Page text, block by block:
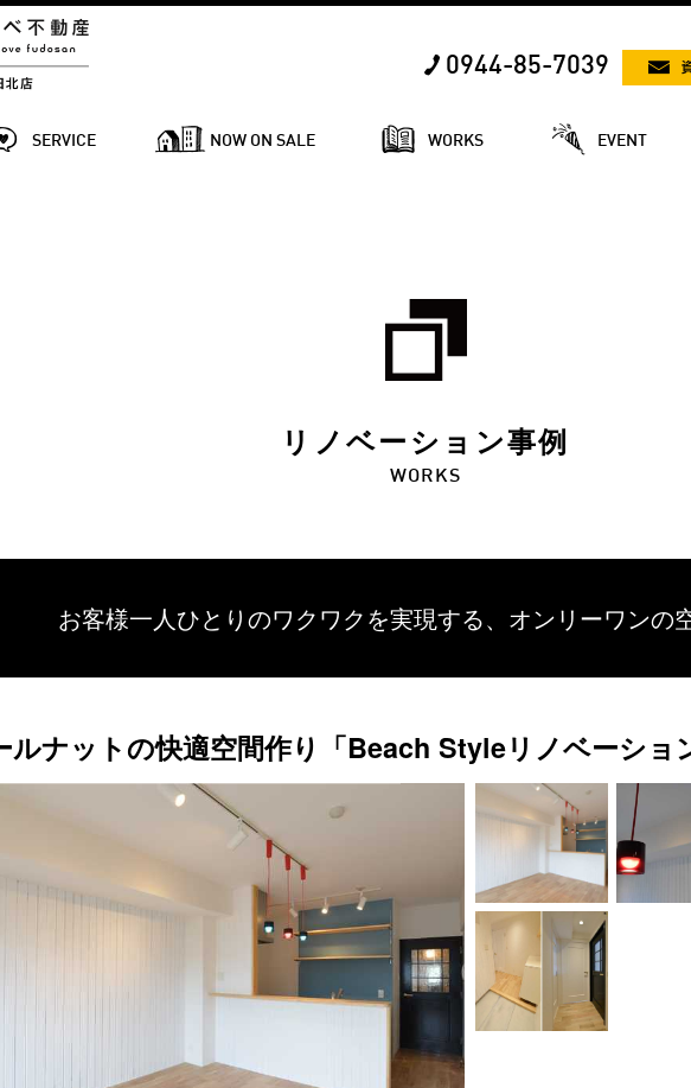
0944-85-7039
SERVICE NOW ON SALE WORKS EVENT
リノベーション事例
WORKS
お客様一人ひとりのワクワクを実現する、 オンリーワンの
ルナットの快適空間作り「Beach Styleリノベーショ